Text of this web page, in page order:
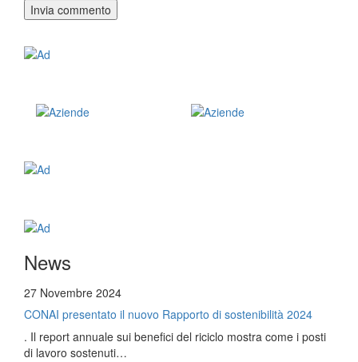
News
27 Novembre 2024
CONAI presentato il nuovo Rapporto di sostenibilità 2024
. Il report annuale sui benefici del riciclo mostra come i posti
di lavoro sostenuti…